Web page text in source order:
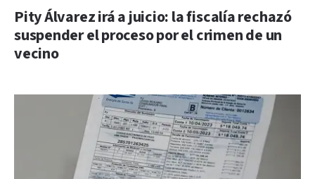
Pity Álvarez irá a juicio: la fiscalía rechazó
suspender el proceso por el crimen de un
vecino